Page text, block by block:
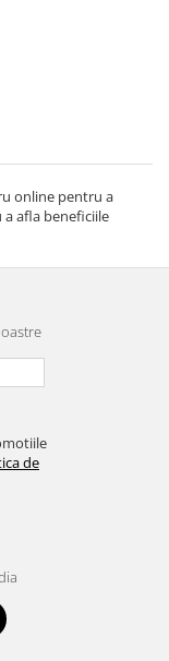
online pentru a
afla beneficiile
de